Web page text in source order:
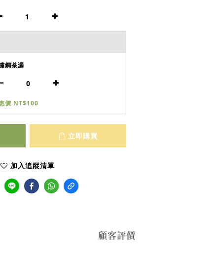
鋼茶漏
價 NT$100
立即購買
加入追蹤清單
顧客評價